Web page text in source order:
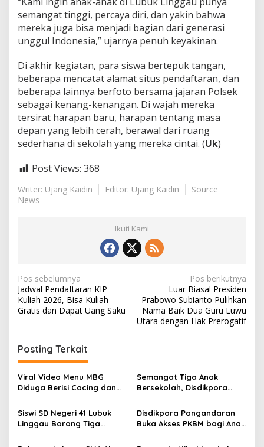
semangat tinggi, percaya diri, dan yakin bahwa
mereka juga bisa menjadi bagian dari generasi
unggul Indonesia,” ujarnya penuh keyakinan.
Di akhir kegiatan, para siswa bertepuk tangan,
beberapa mencatat alamat situs pendaftaran, dan
beberapa lainnya berfoto bersama jajaran Polsek
sebagai kenang-kenangan. Di wajah mereka
tersirat harapan baru, harapan tentang masa
depan yang lebih cerah, berawal dari ruang
sederhana di sekolah yang mereka cintai. (Uk)
Post Views: 368
Writer: Ujang Kaidin Editor: Ujang Kaidin
Source
News
Ikuti Kami
N
a
v
g
a
s
i
p
o
Pos sebelumnya
Jadwal Pendaftaran KIP
Kuliah 2026, Bisa Kuliah
Gratis dan Dapat Uang Saku
Pos berikutnya
Luar Biasa! Presiden
Prabowo Subianto Pulihkan
Nama Baik Dua Guru Luwu
Utara dengan Hak Prerogatif
Posting Terkait
Viral Video Menu MBG
Diduga Berisi Cacing dan
Lakukan Investigasi
Semangat Tiga Anak
Bersekolah, Disdikpora
Pendidikan Terpenuhi
Siswi SD Negeri 41 Lubuk
Linggau Borong Tiga
Kejuaraan Akuatik
Disdikpora Pangandaran
Buka Akses PKBM bagi Anak